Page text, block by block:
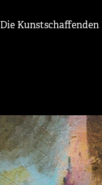
Die Kunstschaffenden